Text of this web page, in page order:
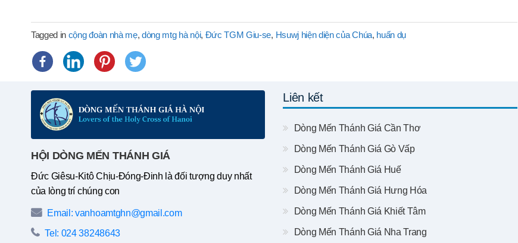
Tagged in cộng đoàn nhà mẹ,dòng mtg hà nội, Đức TGM Giu-se, Hsuwj hiện diện của Chúa, huấn dụ
HỘI DÒNG MẾN THÁNH GIÁ
Đức Giêsu-Kitô Chịu-Đóng-Đinh là đối tượng duy nhất
của lòng trí chúng con
Email: vanhoamtghn@gmail.com
Tel: 024 38248643
Liên kết
Dòng Mến Thánh Giá Cần Thơ
Dòng Mến Thánh Giá Gò Vấp
Dòng Mến Thánh Giá Huế
Dòng Mến Thánh Giá Hưng Hóa
Dòng Mến Thánh Giá Khiết Tâm
Dòng Mến Thánh Giá Nha Trang